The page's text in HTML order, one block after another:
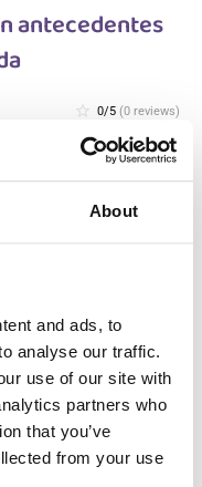
About
and ads, to
analyse our traffic.
use of our site with
partners who
that you’ve
from your use
antecedentes
star_border 0/5 (0 reviews)
(sin antecedentes
Holanda
En